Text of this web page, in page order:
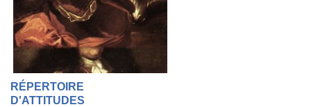
RÉPERTOIRE
D'ATTITUDES